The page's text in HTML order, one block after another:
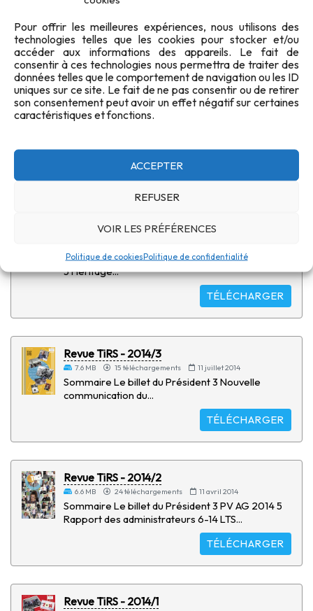
Pour offrir les meilleures expériences, nous utilisons des
technologies telles que les cookies pour stocker et/ou
accéder aux informations des appareils. Le fait de
consentir à ces technologies nous permettra de traiter des
données telles que le comportement de navigation ou les ID
uniques sur ce site. Le fait de ne pas consentir ou de retirer
son consentement peut avoir un effet négatif sur certaines
caractéristiques et fonctions.
ACCEPTER
REFUSER
VOIR LES PRÉFÉRENCES
Politique de cookiesPolitique de confidentialité
administrateurs 5-14 Communications...
TÉLÉCHARGER
Revue TiRS - 2015/1
7 MB 13 téléchargements
Générale 2015 5 Les 24...
Revue TiRS - 2014/4
Sommaire Le billet du Président 3 Affiliations 2015
5 Héritage...
TÉLÉCHARGER
Revue TiRS - 2014/3
7.6 MB 15 téléchargements 11 juillet 2014
Sommaire Le billet du Président 3 Nouvelle
communication du...
TÉLÉCHARGER
Revue TiRS - 2014/2
6.6 MB 24 téléchargements 11 avril 2014
Sommaire Le billet du Président 3 PV AG 2014 5
Rapport des administrateurs 6-14 LTS...
TÉLÉCHARGER
Revue TiRS - 2014/1